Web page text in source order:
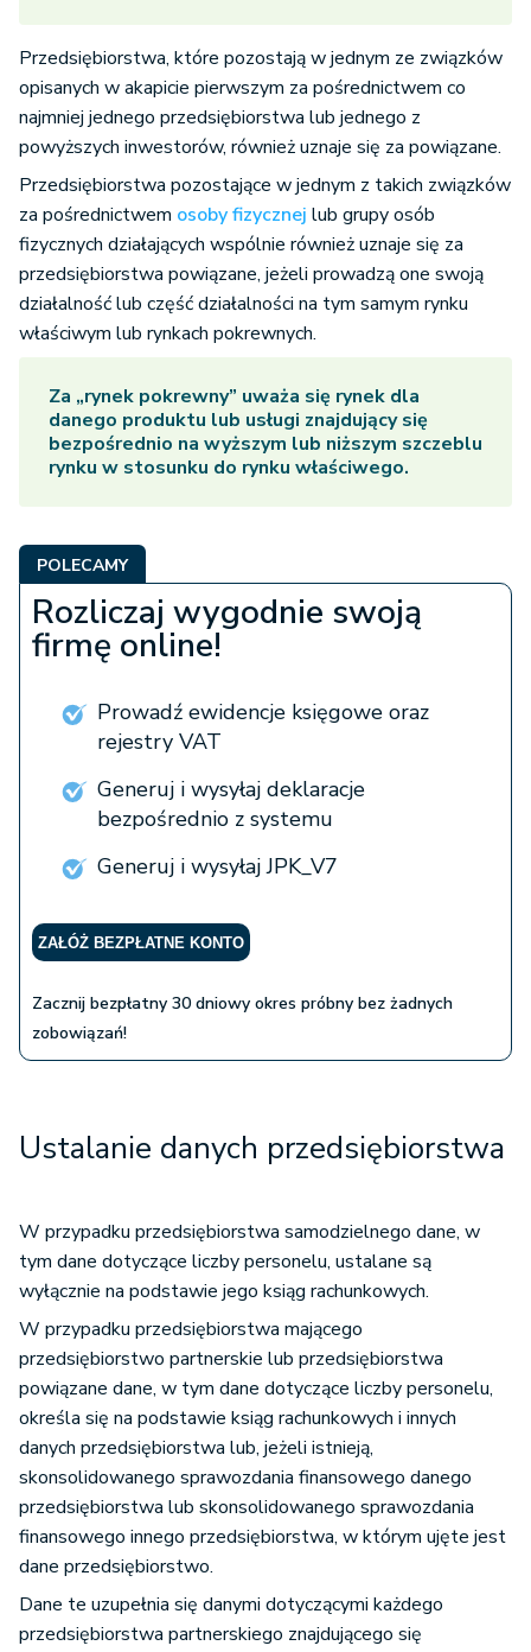
Przedsiębiorstwa, które pozostają w jednym ze związków
opisanych w akapicie pierwszym za pośrednictwem co
najmniej jednego przedsiębiorstwa lub jednego z
powyższych inwestorów, również uznaje się za powiązane.
Przedsiębiorstwa pozostające w jednym z takich związków
za pośrednictwem osoby fizycznej lub grupy osób
fizycznych działających wspólnie również uznaje się za
przedsiębiorstwa powiązane, jeżeli prowadzą one swoją
działalność lub część działalności na tym samym rynku
właściwym lub rynkach pokrewnych.
Za „rynek pokrewny” uważa się rynek dla
danego produktu lub usługi znajdujący się
bezpośrednio na wyższym lub niższym szczeblu
rynku w stosunku do rynku właściwego.
POLECAMY
Rozliczaj wygodnie swoją
firmę online!
Prowadź ewidencje księgowe oraz
rejestry VAT
Generuj i wysyłaj deklaracje
bezpośrednio z systemu
Generuj i wysyłaj JPK_V7
ZAŁÓŻ BEZPŁATNE KONTO
Zacznij bezpłatny 30 dniowy okres próbny bez żadnych
zobowiązań!
Ustalanie danych przedsiębiorstwa
W przypadku przedsiębiorstwa samodzielnego dane, w
tym dane dotyczące liczby personelu, ustalane są
wyłącznie na podstawie jego ksiąg rachunkowych.
W przypadku przedsiębiorstwa mającego
przedsiębiorstwo partnerskie lub przedsiębiorstwa
powiązane dane, w tym dane dotyczące liczby personelu,
określa się na podstawie ksiąg rachunkowych i innych
danych przedsiębiorstwa lub, jeżeli istnieją,
skonsolidowanego sprawozdania finansowego danego
przedsiębiorstwa lub skonsolidowanego sprawozdania
finansowego innego przedsiębiorstwa, w którym ujęte jest
dane przedsiębiorstwo.
Dane te uzupełnia się danymi dotyczącymi każdego
przedsiębiorstwa partnerskiego znajdującego się